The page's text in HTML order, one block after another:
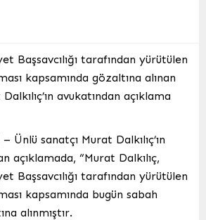
Başsavcılığı tarafından yürütülen
kapsamında gözaltına alınan
avukatından açıklama
Ünlü sanatçı Murat Dalkılıç’ın
açıklamada, “Murat Dalkılıç,
Başsavcılığı tarafından yürütülen
kapsamında bugün sabah
alınmıştır.